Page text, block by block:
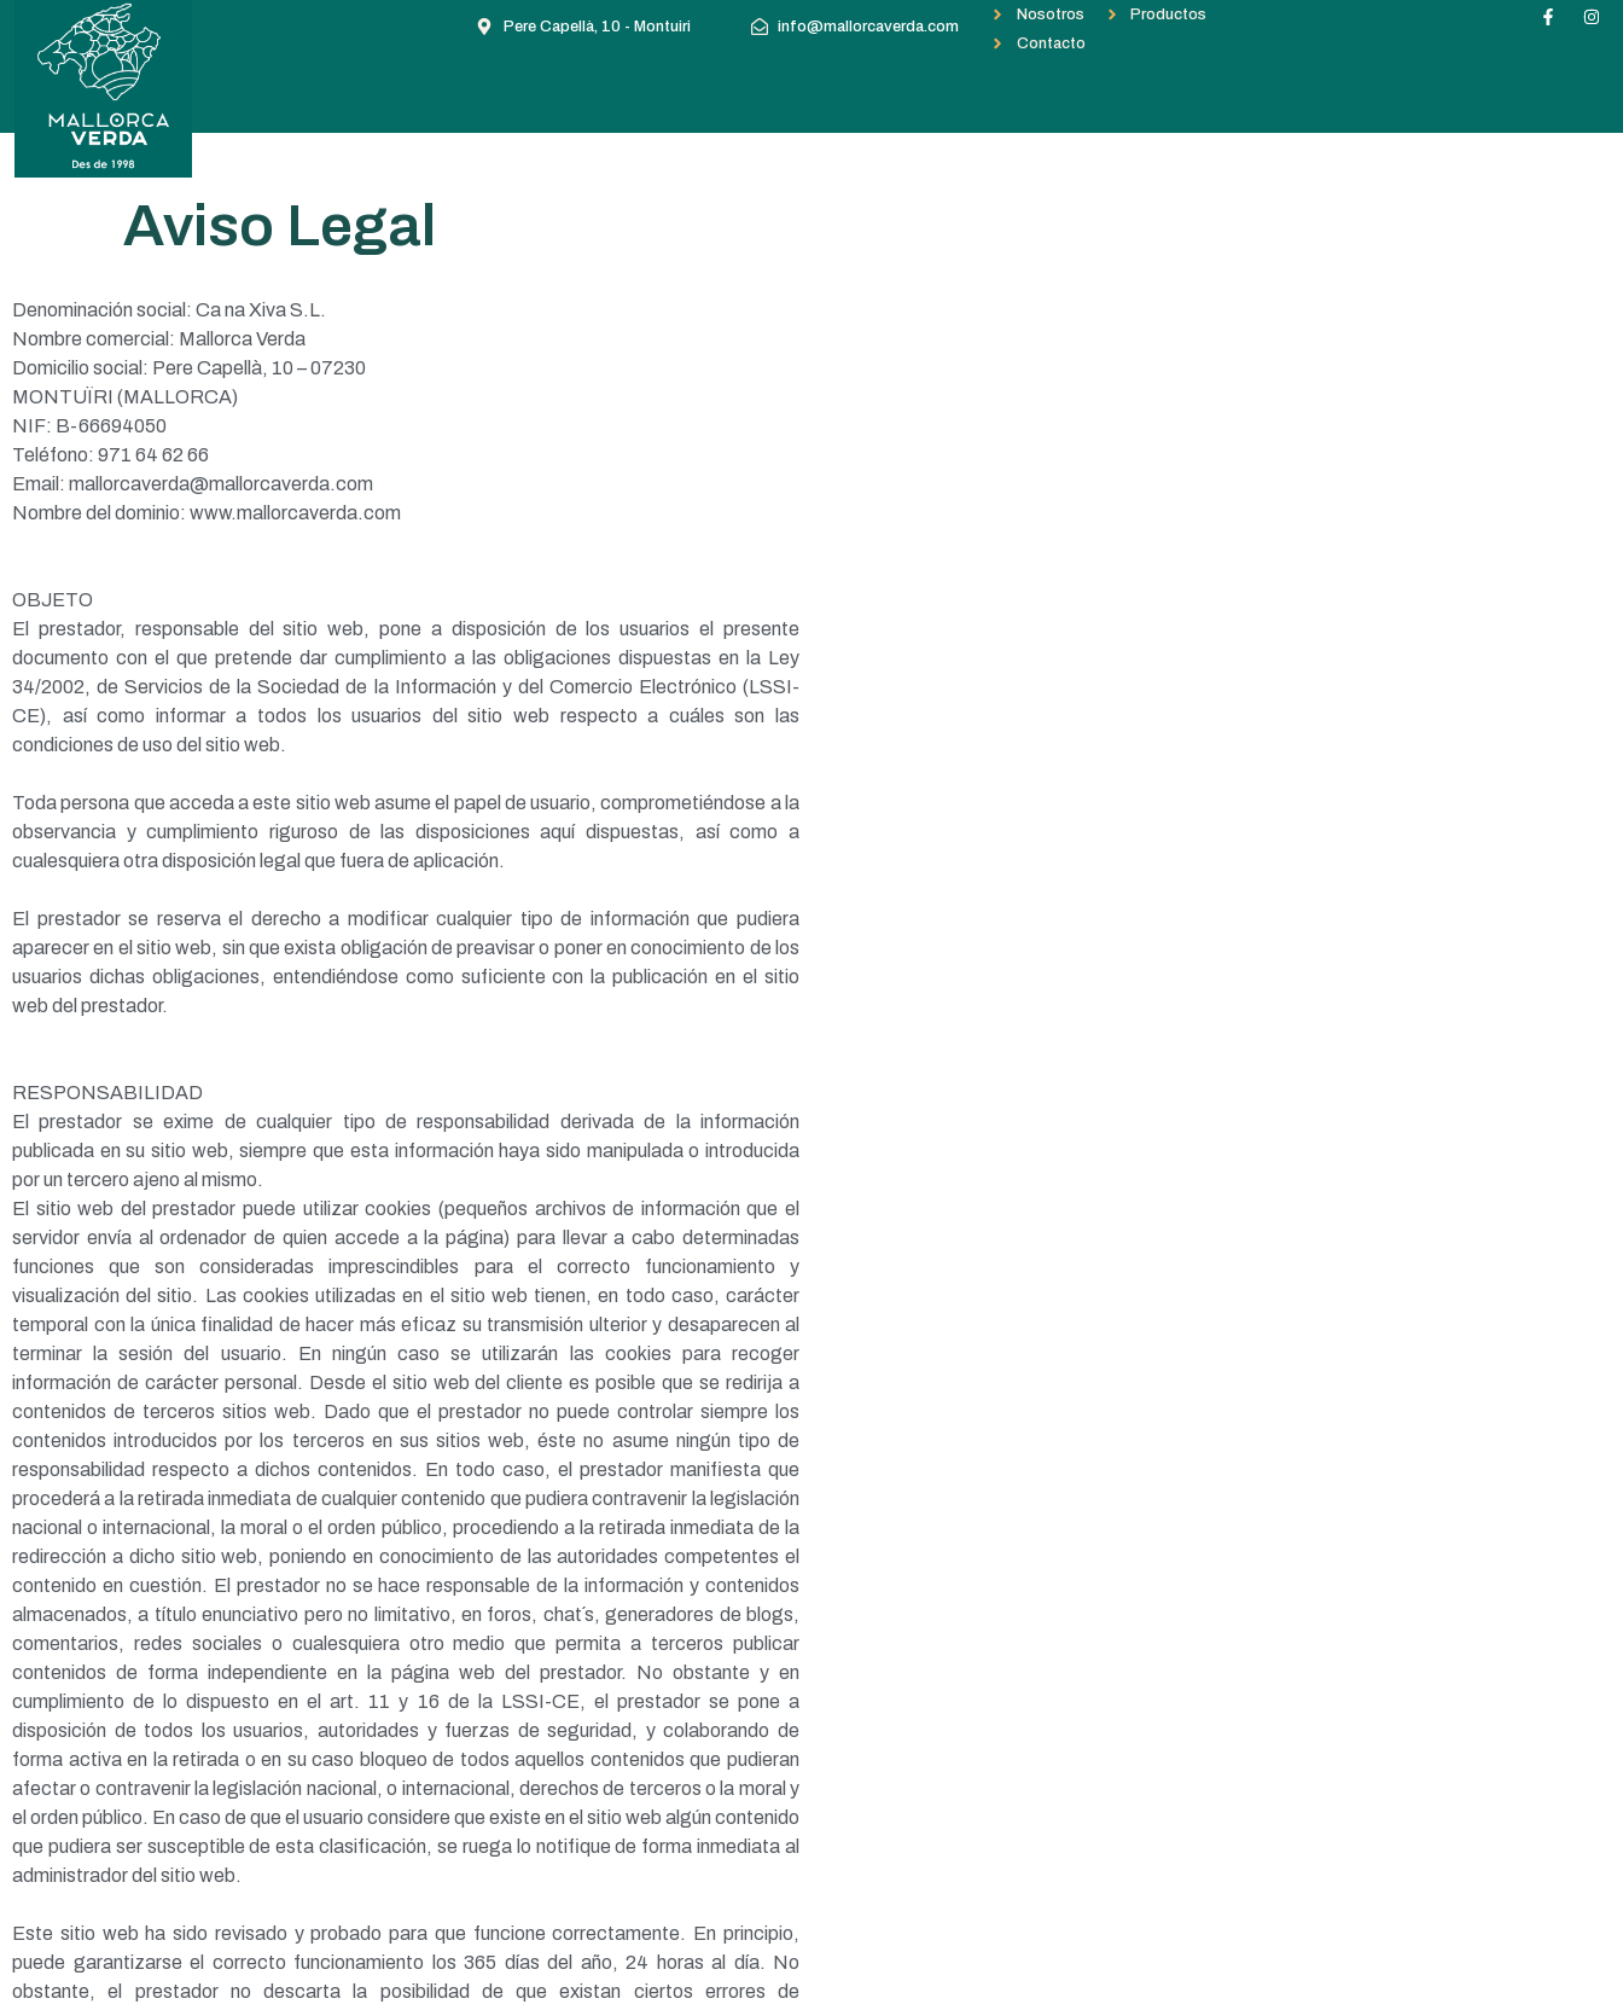
Pere Capellà, 10 - Montuiri info@mallorcaverda.com
Nosotros
Productos
Contacto
Aviso Legal
Denominación social: Ca na Xiva S.L.
Nombre comercial: Mallorca Verda
Domicilio social: Pere Capellà, 10 – 07230
MONTUÏRI (MALLORCA)
NIF: B-66694050
Teléfono: 971 64 62 66
Email: mallorcaverda@mallorcaverda.com
Nombre del dominio: www.mallorcaverda.com
OBJETO
El prestador, responsable del sitio web, pone a disposición de los usuarios el presente
documento con el que pretende dar cumplimiento a las obligaciones dispuestas en la Ley
34/2002, de Servicios de la Sociedad de la Información y del Comercio Electrónico (LSSI-
CE), así como informar a todos los usuarios del sitio web respecto a cuáles son las
condiciones de uso del sitio web.
Toda persona que acceda a este sitio web asume el papel de usuario, comprometiéndose a la
observancia y cumplimiento riguroso de las disposiciones aquí dispuestas, así como a
cualesquiera otra disposición legal que fuera de aplicación.
El prestador se reserva el derecho a modificar cualquier tipo de información que pudiera
aparecer en el sitio web, sin que exista obligación de preavisar o poner en conocimiento de los
usuarios dichas obligaciones, entendiéndose como suficiente con la publicación en el sitio
web del prestador.
RESPONSABILIDAD
El prestador se exime de cualquier tipo de responsabilidad derivada de la información
publicada en su sitio web, siempre que esta información haya sido manipulada o introducida
por un tercero ajeno al mismo.
El sitio web del prestador puede utilizar cookies (pequeños archivos de información que el
servidor envía al ordenador de quien accede a la página) para llevar a cabo determinadas
funciones que son consideradas imprescindibles para el correcto funcionamiento y
visualización del sitio. Las cookies utilizadas en el sitio web tienen, en todo caso, carácter
temporal con la única finalidad de hacer más eficaz su transmisión ulterior y desaparecen al
terminar la sesión del usuario. En ningún caso se utilizarán las cookies para recoger
información de carácter personal. Desde el sitio web del cliente es posible que se redirija a
contenidos de terceros sitios web. Dado que el prestador no puede controlar siempre los
contenidos introducidos por los terceros en sus sitios web, éste no asume ningún tipo de
responsabilidad respecto a dichos contenidos. En todo caso, el prestador manifiesta que
procederá a la retirada inmediata de cualquier contenido que pudiera contravenir la legislación
nacional o internacional, la moral o el orden público, procediendo a la retirada inmediata de la
redirección a dicho sitio web, poniendo en conocimiento de las autoridades competentes el
contenido en cuestión. El prestador no se hace responsable de la información y contenidos
almacenados, a título enunciativo pero no limitativo, en foros, chat´s, generadores de blogs,
comentarios, redes sociales o cualesquiera otro medio que permita a terceros publicar
contenidos de forma independiente en la página web del prestador. No obstante y en
cumplimiento de lo dispuesto en el art. 11 y 16 de la LSSI-CE, el prestador se pone a
disposición de todos los usuarios, autoridades y fuerzas de seguridad, y colaborando de
forma activa en la retirada o en su caso bloqueo de todos aquellos contenidos que pudieran
afectar o contravenir la legislación nacional, o internacional, derechos de terceros o la moral y
el orden público. En caso de que el usuario considere que existe en el sitio web algún contenido
que pudiera ser susceptible de esta clasificación, se ruega lo notifique de forma inmediata al
administrador del sitio web.
Este sitio web ha sido revisado y probado para que funcione correctamente. En principio,
puede garantizarse el correcto funcionamiento los 365 días del año, 24 horas al día. No
obstante, el prestador no descarta la posibilidad de que existan ciertos errores de